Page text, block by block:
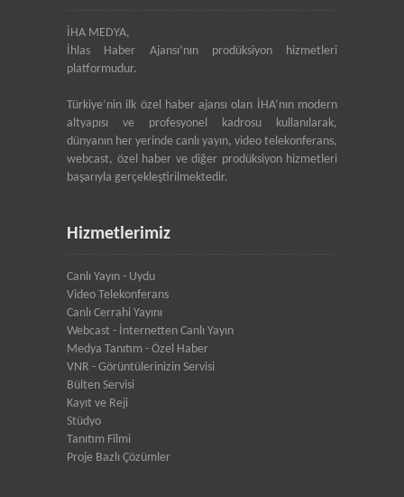
İHA MEDYA,
İhlas Haber Ajansı’nın prodüksiyon hizmetleri
platformudur.
Türkiye’nin ilk özel haber ajansı olan İHA’nın modern
altyapısı ve profesyonel kadrosu kullanılarak,
dünyanın her yerinde canlı yayın, video telekonferans,
webcast, özel haber ve diğer prodüksiyon hizmetleri
başarıyla gerçekleştirilmektedir.
Hizmetlerimiz
Canlı Yayın - Uydu
Video Telekonferans
Canlı Cerrahi Yayını
Webcast - İnternetten Canlı Yayın
Medya Tanıtım - Özel Haber
VNR - Görüntülerinizin Servisi
Bülten Servisi
Kayıt ve Reji
Stüdyo
Tanıtım Filmi
Proje Bazlı Çözümler